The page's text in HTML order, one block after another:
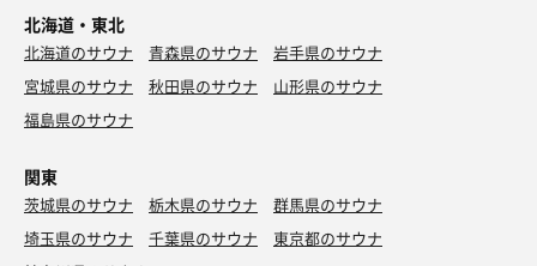
北海道・東北
北海道のサウナ 青森県のサウナ
岩手県のサウナ
宮城県のサウナ
秋田県のサウナ
山形県のサウナ
福島県のサウナ
関東
茨城県のサウナ 栃木県のサウナ
群馬県のサウナ
埼玉県のサウナ
千葉県のサウナ
東京都のサウナ